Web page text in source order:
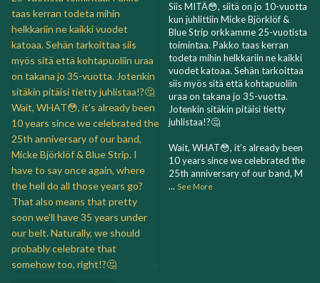
Siis MITÄ😳, siitä on jo 10-vuotta
kun juhlittiin Micke Björklöf &
Blue Strip orkkamme 25-vuotista
toimintaa. Pakko taas kerran
todeta mihin helkkariin ne kaikki
vuodet katoaa. Sehän tarkoittaa
siis myös sitä että kohtapuoliin
uraa on takana jo 35-vuotta.
Jotenkin sitäkin pitäisi tietty
juhlistaa!?🤔
Wait, WHAT😳, it’s already been
10 years since we celebrated the
25th anniversary of our band, M
...See More